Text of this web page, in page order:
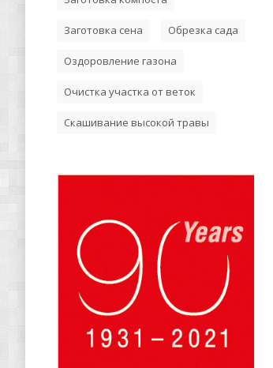
Заготовка сена Обрезка сада
Оздоровление газона
Очистка участка от веток
Скашивание высокой травы